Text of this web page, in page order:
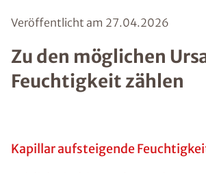
Veröffentlicht am 27.04.2026
Zu den möglichen
Feuchtigkeit zählen
Kapillar aufsteigende